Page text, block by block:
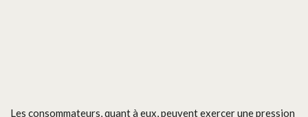
Les consommateurs, quant à eux, peuvent exercer une pression